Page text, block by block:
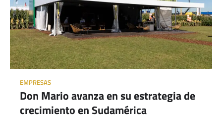
EMPRESAS
Don Mario avanza en su estrategia de
crecimiento en Sudamérica